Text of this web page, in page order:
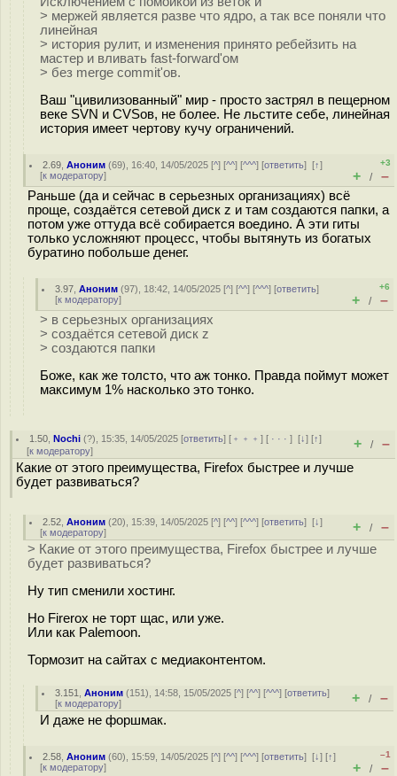
> мержей является разве что ядро, а так все поняли что
линейная
> история рулит, и изменения принято ребейзить на
мастер и вливать fast-forward'ом
> без merge commit'ов.
Ваш "цивилизованный" мир - просто застрял в пещерном
веке SVN и CVSов, не более. Не льстите себе, линейная
история имеет чертову кучу ограничений.
2.69 ,Аноним (69), 16:40, 14/05/2025 [^] [^^] [^^^] [ответить][↑]
[к модератору]
+3
+ / –
Раньше (да и сейчас в серьезных организациях) всё
проще, создаётся сетевой диск z и там создаются папки, а
потом уже оттуда всё собирается воедино. А эти гиты
только усложняют процесс, чтобы вытянуть из богатых
буратино побольше денег.
3.97 ,Аноним (97), 18:42, 14/05/2025 [^] [^^] [^^^] [ответить]
[к модератору]
+6
+ / –
> в серьезных организациях
> создаётся сетевой диск z
> создаются папки
Боже, как же толсто, что аж тонко. Правда поймут может
максимум 1% насколько это тонко.
1.50 ,Nochi (?), 15:35, 14/05/2025 [ответить] [ ﹢﹢﹢] [ · · ·][↓] [↑]
[к модератору] + / –
Какие от этого преимущества, Firefox быстрее и лучше
будет развиваться?
2.52 ,Аноним (20), 15:39, 14/05/2025 [^] [^^] [^^^] [ответить][↓]
[к модератору] + / –
> Какие от этого преимущества, Firefox быстрее и лучше
будет развиваться?
Ну тип сменили хостинг.
Но Firerox не торт щас, или уже.
Или как Palemoon.
Тормозит на сайтах с медиаконтентом.
3.151 ,Аноним (151), 14:58, 15/05/2025 [^] [^^] [^^^] [ответить]
[к модератору] + / –
И даже не форшмак.
2.58 ,Аноним (60), 15:59, 14/05/2025 [^] [^^] [^^^] [ответить][↓] [↑]
[к модератору]
–1
+ / –